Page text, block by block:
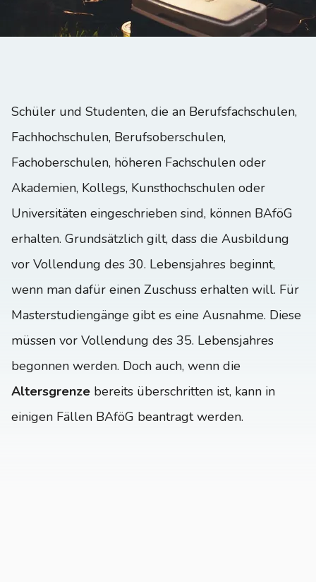
Schüler und Studenten, die an Berufsfachschulen,
Fachhochschulen, Berufsoberschulen,
Fachoberschulen, höheren Fachschulen oder
Akademien, Kollegs, Kunsthochschulen oder
Universitäten eingeschrieben sind, können BAföG
erhalten. Grundsätzlich gilt, dass die Ausbildung
vor Vollendung des 30. Lebensjahres beginnt,
wenn man dafür einen Zuschuss erhalten will. Für
Masterstudiengänge gibt es eine Ausnahme. Diese
müssen vor Vollendung des 35. Lebensjahres
begonnen werden. Doch auch, wenn die
Altersgrenze bereits überschritten ist, kann in
einigen Fällen BAföG beantragt werden.